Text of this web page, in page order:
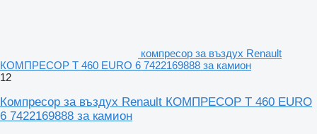
компресор за въздух Renault
КОМПРЕСОР T 460 EURO 6 7422169888 за камион
12
Компресор за въздух Renault КОМПРЕСОР T 460 EURO
6 7422169888 за камион